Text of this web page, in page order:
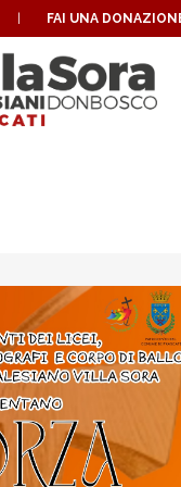
FAI UNA